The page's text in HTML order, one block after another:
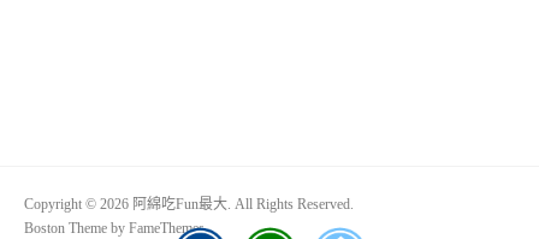
Copyright © 2026 阿綿吃Fun最大. All Rights Reserved.
Boston Theme by FameThemes